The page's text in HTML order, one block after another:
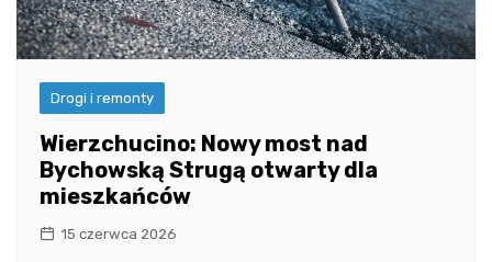
Drogi i remonty
Wierzchucino: Nowy most nad
Bychowską Strugą otwarty dla
mieszkańców
15 czerwca 2026